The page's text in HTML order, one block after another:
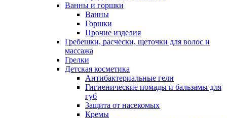
Ванны и горшки
Ванны
Горшки
Прочие изделия
Гребешки, расчески, щеточки для волос и
массажа
Грелки
Детская косметика
Антибактериальные гели
Гигиенические помады и бальзамы для
губ
Защита от насекомых
Кремы